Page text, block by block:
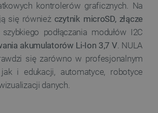
kontrolerów graficznych. Na
się również czytnik microSD, złącze
podłączania modułów I2C
akumulatorów Li-Ion 3,7 V. NULA
się zarówno w profesjonalnym
i edukacji, automatyce, robotyce
danych.